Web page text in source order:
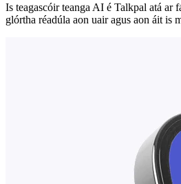
Is teagascóir teanga AI é Talkpal atá ar
glórtha réadúla aon uair agus aon áit is